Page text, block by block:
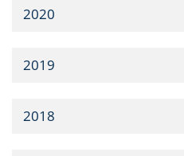
2020
2019
2018